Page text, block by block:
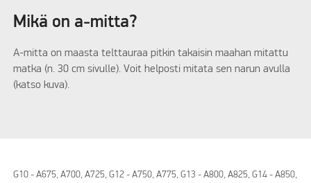
Mikä on a-mitta?
A-mitta on maasta telttauraa pitkin takaisin maahan mitattu
matka (n. 30 cm sivulle). Voit helposti mitata sen narun avulla
(katso kuva).
G10 - A675, A700, A725, G12 - A750, A775, G13 - A800, A825, G14 - A850,